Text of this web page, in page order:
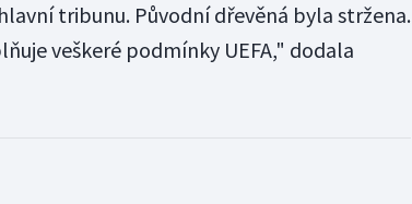
tribunu. Původní dřevěná byla stržena.
veškeré podmínky UEFA," dodala